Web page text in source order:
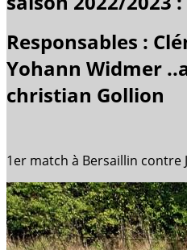
Responsables :
Yohann Widmer
christian Gollion
1er match à Bersaillin contre